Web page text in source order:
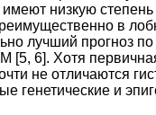
низкую степень
в
лучший прогноз
[5, 6]. Хотя
не отличаются
генетические и